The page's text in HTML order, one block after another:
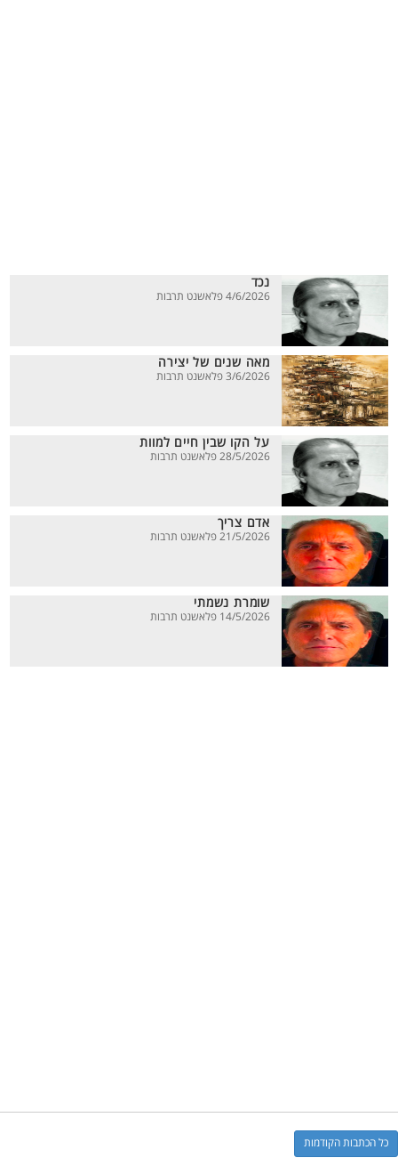
נכד
4/6/2026 פלאשנט תרבות
מאה שנים של יצירה
3/6/2026 פלאשנט תרבות
על הקו שבין חיים למוות
28/5/2026 פלאשנט תרבות
אדם צריך
21/5/2026 פלאשנט תרבות
שומרת נשמתי
14/5/2026 פלאשנט תרבות
כל הכתבות הקודמות